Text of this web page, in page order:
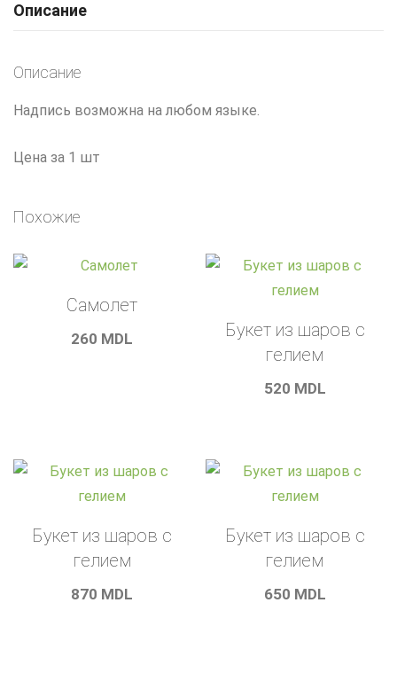
Описание
Описание
Надпись возможна на любом языке.
Цена за 1 шт
Похожие
Самолет
260 MDL
Букет из шаров с
гелием
520 MDL
Букет из шаров с
гелием
870 MDL
Букет из шаров с
гелием
650 MDL